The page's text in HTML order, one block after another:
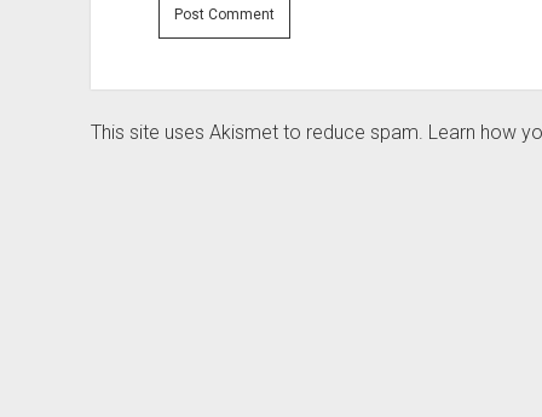
This site uses Akismet to reduce spam. Learn how